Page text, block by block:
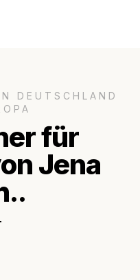
DEUTSCHLAND
für
Jena